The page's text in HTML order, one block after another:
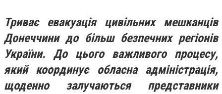
Триває евакуація цивільних мешканців
Донеччини до більш безпечних регіонів
України. До цього важливого процесу,
який координує обласна адміністрація,
щоденно залучаються представники